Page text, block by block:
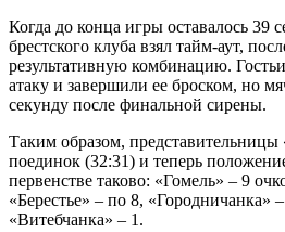
Когда до конца игры оставалось 39
брестского клуба взял тайм-аут,
результативную комбинацию.
атаку и завершили ее броском, но
секунду после финальной сирены.
Таким образом, представительницы
поединок (32:31) и теперь
первенстве таково: «Гомель» – 9
«Берестье» – по 8, «Городничанка»
«Витебчанка» – 1.